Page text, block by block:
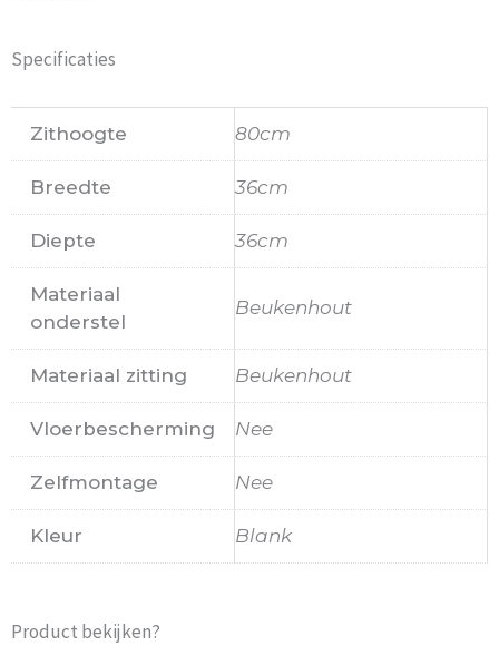
Specificaties
Zithoogte 80cm
Breedte 36cm
Diepte 36cm
Materiaal
onderstel
Beukenhout
Materiaal zitting Beukenhout
Vloerbescherming Nee
Zelfmontage Nee
Kleur Blank
Product bekijken?